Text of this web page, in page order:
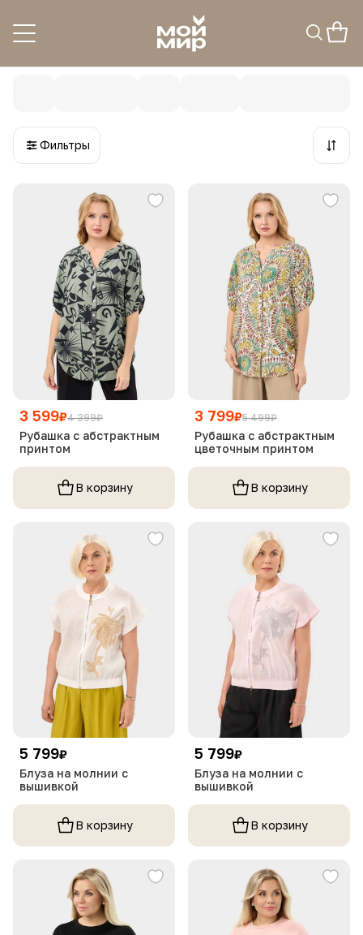
Блузы, рубашки, туники
Фильтры
3 599₽4 399₽
Рубашка с абстрактным
принтом
В корзину
3 799₽5 499₽
Рубашка с абстрактным
цветочным принтом
В корзину
5 799₽
Блуза на молнии с
вышивкой
В корзину
5 799₽
Блуза на молнии с
вышивкой
В корзину